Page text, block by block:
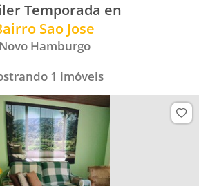
Temporada en
Sao Jose
Novo Hamburgo
1 imóveis